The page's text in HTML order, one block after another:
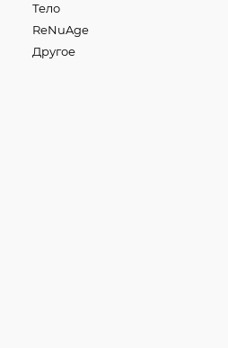
Тело
ReNuAge
Другое